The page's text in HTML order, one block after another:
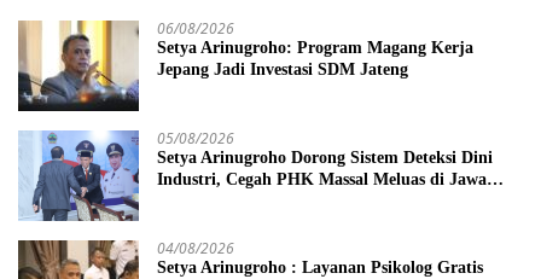
06/08/2026
Setya Arinugroho: Program Magang Kerja
Jepang Jadi Investasi SDM Jateng
05/08/2026
Setya Arinugroho Dorong Sistem Deteksi Dini
Industri, Cegah PHK Massal Meluas di Jawa
04/08/2026
Setya Arinugroho : Layanan Psikolog Gratis